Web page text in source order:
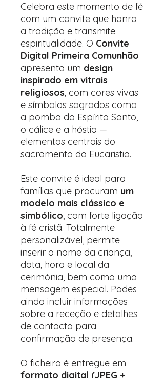
Celebra este momento de fé
com um convite que honra
a tradição e transmite
espiritualidade. O Convite
Digital Primeira Comunhão
apresenta um design
inspirado em vitrais
religiosos, com cores vivas
e símbolos sagrados como
a pomba do Espírito Santo,
o cálice e a hóstia —
elementos centrais do
sacramento da Eucaristia.
Este convite é ideal para
famílias que procuram um
modelo mais clássico e
simbólico, com forte ligação
à fé cristã. Totalmente
personalizável, permite
inserir o nome da criança,
data, hora e local da
cerimónia, bem como uma
mensagem especial. Podes
ainda incluir informações
sobre a receção e detalhes
de contacto para
confirmação de presença.
O ficheiro é entregue em
formato digital (JPEG +